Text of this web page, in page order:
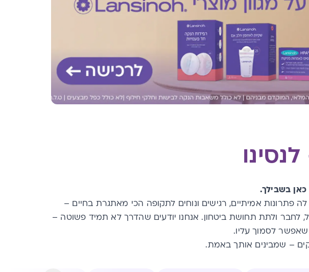
בשבילך.
לה פתרונות אמיתיים, רגישים ונוחים לתקופה הכי מאתגרת בחיים –
לחבר ולתת תחושת ביטחון. אנחנו יודעים שהדרך לא תמיד פשוטה –
שאפשר לסמוך עליו.
– שמבינים אותך באמת.